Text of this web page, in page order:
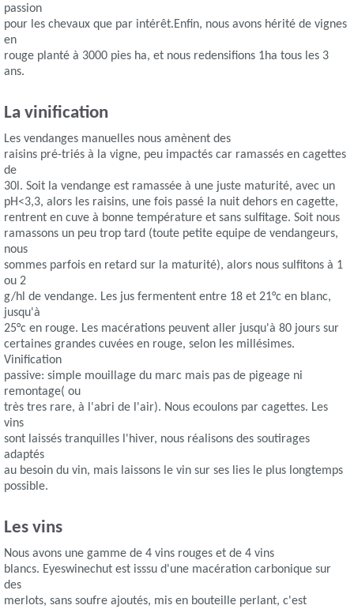
passion
pour les chevaux que par intérêt.Enfin, nous avons hérité de vignes
en
rouge planté à 3000 pies ha, et nous redensifions 1ha tous les 3
ans.
La vinification
Les vendanges manuelles nous amènent des
raisins pré-triés à la vigne, peu impactés car ramassés en cagettes
de
30l. Soit la vendange est ramassée à une juste maturité, avec un
pH<3,3, alors les raisins, une fois passé la nuit dehors en cagette,
rentrent en cuve à bonne température et sans sulfitage. Soit nous
ramassons un peu trop tard (toute petite equipe de vendangeurs,
nous
sommes parfois en retard sur la maturité), alors nous sulfitons à 1
ou 2
g/hl de vendange. Les jus fermentent entre 18 et 21°c en blanc,
jusqu'à
25°c en rouge. Les macérations peuvent aller jusqu'à 80 jours sur
certaines grandes cuvées en rouge, selon les millésimes.
Vinification
passive: simple mouillage du marc mais pas de pigeage ni
remontage( ou
très tres rare, à l'abri de l'air). Nous ecoulons par cagettes. Les
vins
sont laissés tranquilles l'hiver, nous réalisons des soutirages
adaptés
au besoin du vin, mais laissons le vin sur ses lies le plus longtemps
possible.
Les vins
Nous avons une gamme de 4 vins rouges et de 4 vins
blancs. Eyeswinechut est isssu d'une macération carbonique sur
des
merlots, sans soufre ajoutés, mis en bouteille perlant, c'est